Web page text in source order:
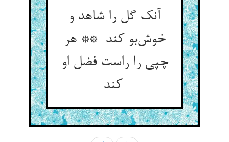
آنک گل را شاهد و
خوش‌بو کند ** هر
چپی را راست فضل او
کند